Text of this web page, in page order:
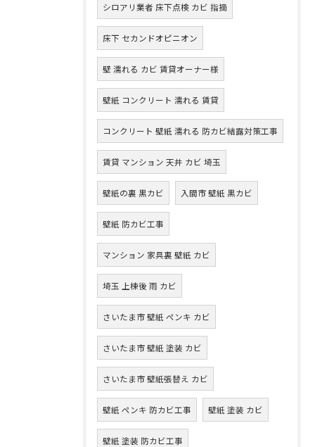
シロアリ業者 床下点検 カビ 指摘
床下 セカンドオピニオン
壁 濡れる カビ 賃貸オーナー様
壁紙 コンクリート 濡れる 賃貸
コンクリート 壁紙 濡れる 防カビ結露対策工事
賃貸 マンション 天井 カビ 埼玉
壁紙の裏 黒カビ 入間市 壁紙 黒カビ
壁紙 防カビ工事
マンション 家具裏 壁紙 カビ
埼玉 上棟後 雨 カビ
さいたま市 壁紙 ペンキ カビ
さいたま市 壁紙 塗装 カビ
さいたま市 壁紙張替え カビ
壁紙 ペンキ 防カビ工事 壁紙 塗装 カビ
壁紙 塗装 防カビ工事